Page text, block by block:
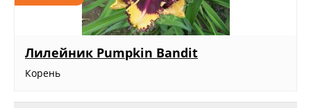
Лилейник Pumpkin Bandit
Корень